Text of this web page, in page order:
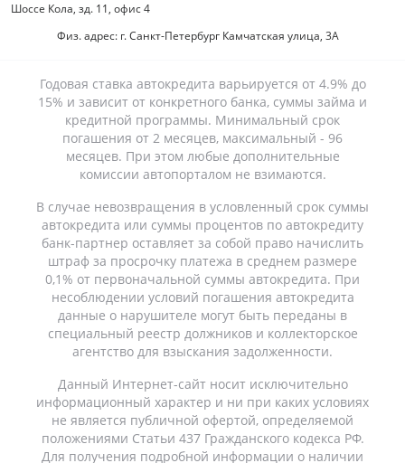
Шоссе Кола, зд. 11, офис 4
Физ. адрес: г. Санкт-Петербург Камчатская улица, 3А
Годовая ставка автокредита варьируется от 4.9% до
15% и зависит от конкретного банка, суммы займа и
кредитной программы. Минимальный срок
погашения от 2 месяцев, максимальный - 96
месяцев. При этом любые дополнительные
комиссии автопорталом не взимаются.
В случае невозвращения в условленный срок суммы
автокредита или суммы процентов по автокредиту
банк-партнер оставляет за собой право начислить
штраф за просрочку платежа в среднем размере
0,1% от первоначальной суммы автокредита. При
несоблюдении условий погашения автокредита
данные о нарушителе могут быть переданы в
специальный реестр должников и коллекторское
агентство для взыскания задолженности.
Данный Интернет-сайт носит исключительно
информационный характер и ни при каких условиях
не является публичной офертой, определяемой
положениями Статьи 437 Гражданского кодекса РФ.
Для получения подробной информации о наличии